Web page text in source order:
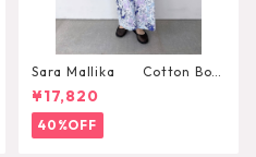
Sara Mallika Cotton Boh
emian Flower Print Dress
¥17,820
40%OFF